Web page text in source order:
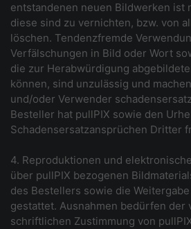
entstandenen neuen Bildwerken ist
diese sind zu vernichten, bzw. von
löschen. Tendenzfremde
Verfälschungen in Bild oder Wort
die zur Herabwürdigung
können, sind unzulässig und
und/oder Verwender
Besteller hat pullPIX sowie den
Schadensersatzansprüchen Dritter
4. Reproduktionen und
über pullPIX bezogenen
des Bestellers sowie die
gestattet. Ausnahmen bedürfen der
schriftlichen Zustimmung von